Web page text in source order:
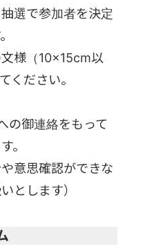
選で参加者を決定
様（10×15cm以
ください。
の御連絡をもって
。
意思確認ができな
とします）